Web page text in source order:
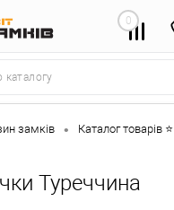
0
замків • Каталог товарів ⭐
Туреччина